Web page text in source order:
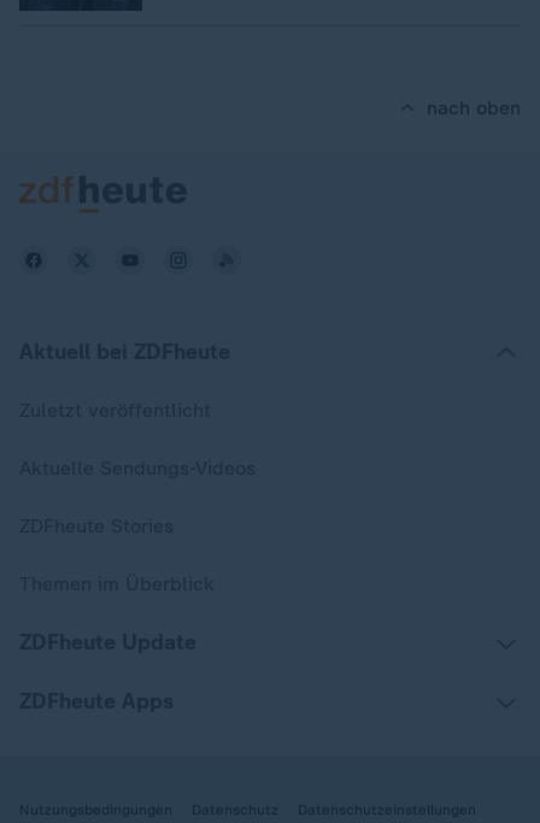
nach oben
Nutzungsbedingungen Datenschutz Datenschutzeinstellungen